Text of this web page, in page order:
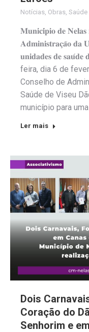
Notícias, Obras, Saúde
𝐌𝐮𝐧𝐢𝐜𝐢́𝐩𝐢𝐨 𝐝𝐞
𝐀𝐝𝐦𝐢𝐧𝐢𝐬𝐭𝐫𝐚𝐜̧𝐚̃𝐨 𝐝𝐚
𝐮𝐧𝐢𝐝𝐚𝐝𝐞𝐬 𝐝𝐞
feira, dia 6 de
Conselho de
Saúde de Viseu
município para
Ler mais
Dois
Coração do
Senhorim e